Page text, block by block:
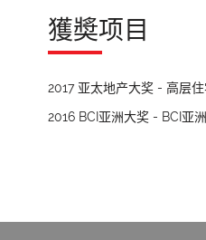
獲奬项目
2017 亚太地产大奖 - 高层住
2016 BCI亚洲大奖 - BCI亚